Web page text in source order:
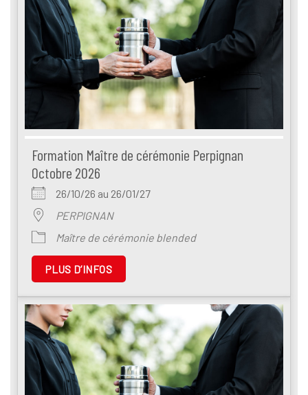
Formation Maître de cérémonie Perpignan
Octobre 2026
26/10/26 au 26/01/27
PERPIGNAN
Maître de cérémonie blended
PLUS D’INFOS